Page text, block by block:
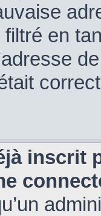
en
inscrit